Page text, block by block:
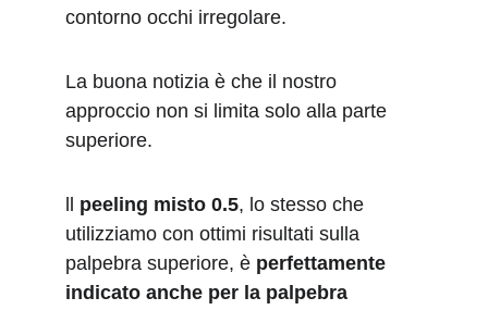
contorno occhi irregolare.
La buona notizia è che il nostro
approccio non si limita solo alla parte
superiore.
peeling misto 0.5, lo stesso che
utilizziamo con ottimi risultati sulla
palpebra superiore, è perfettamente
indicato anche per la palpebra